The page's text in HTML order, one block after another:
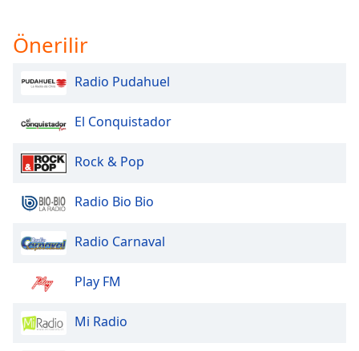
Önerilir
Radio Pudahuel
El Conquistador
Rock & Pop
Radio Bio Bio
Radio Carnaval
Play FM
Mi Radio